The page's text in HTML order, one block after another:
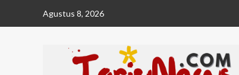
Agustus 8, 2026